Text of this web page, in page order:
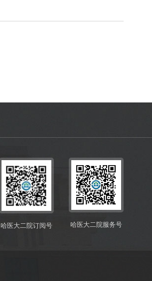
哈医大二院订阅号 哈医大二院服务号